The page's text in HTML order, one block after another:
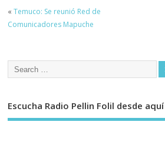
«Temuco: Se reunió Red de
Comunicadores Mapuche
Escucha Radio Pellin Folil desde aquí